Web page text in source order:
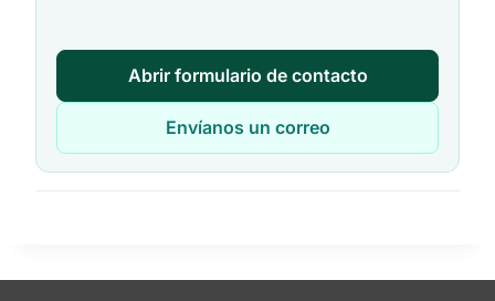
Abrir formulario de contacto
Envíanos un correo